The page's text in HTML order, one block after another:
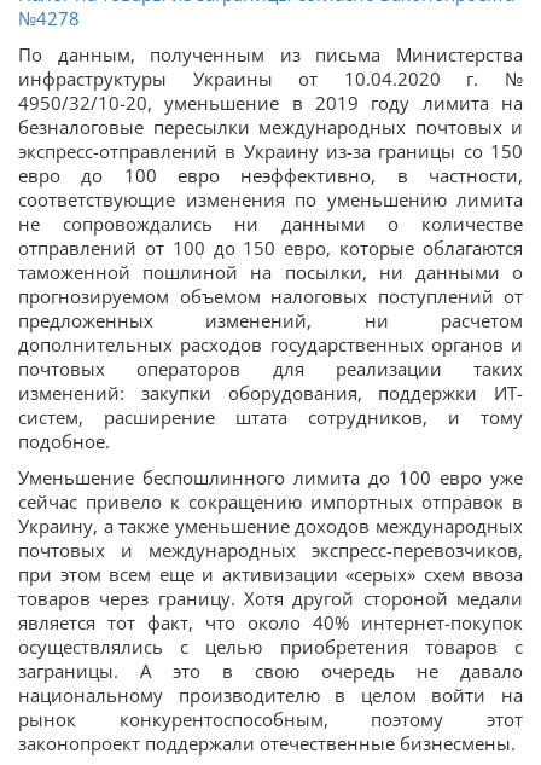
№4278
По данным, полученным из письма Министерства
инфраструктуры Украины от 10.04.2020 г. №
4950/32/10-20, уменьшение в 2019 году лимита на
безналоговые пересылки международных почтовых и
экспресс-отправлений в Украину из-за границы со 150
евро до 100 евро неэффективно, в частности,
соответствующие изменения по уменьшению лимита
не сопровождались ни данными о количестве
отправлений от 100 до 150 евро, которые облагаются
таможенной пошлиной на посылки, ни данными о
прогнозируемом объемом налоговых поступлений от
предложенных изменений, ни расчетом
дополнительных расходов государственных органов и
почтовых операторов для реализации таких
изменений: закупки оборудования, поддержки ИТ-
систем, расширение штата сотрудников, и тому
подобное.
Уменьшение беспошлинного лимита до 100 евро уже
сейчас привело к сокращению импортных отправок в
Украину, а также уменьшение доходов международных
почтовых и международных экспресс-перевозчиков,
при этом всем еще и активизации «серых» схем ввоза
товаров через границу. Хотя другой стороной медали
является тот факт, что около 40% интернет-покупок
осуществлялись с целью приобретения товаров с
заграницы. А это в свою очередь не давало
национальному производителю в целом войти на
рынок конкурентоспособным, поэтому этот
законопроект поддержали отечественные бизнесмены.